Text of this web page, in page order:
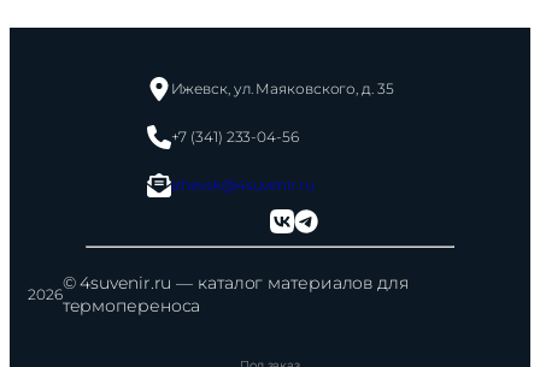
Ижевск, ул. Маяковского, д. 35
+7 (341) 233-04-56
izhevsk@4suvenir.ru
2026
© 4suvenir.ru — каталог материалов для
термопереноса